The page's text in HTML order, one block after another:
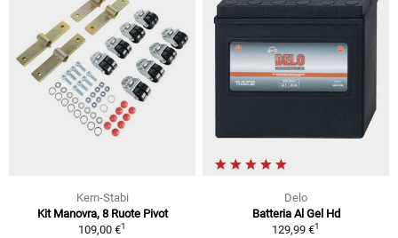
Kern-Stabi
Kit Manovra, 8 Ruote Pivot
109,00 €1
Delo
Batteria Al Gel Hd
129,99 €1